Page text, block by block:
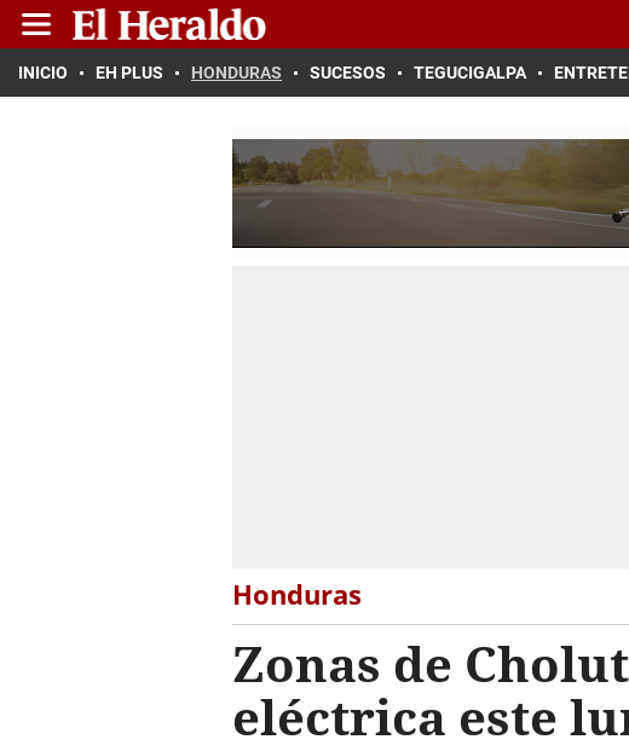
INICIO EH PLUS HONDURAS SUCESOS TEGUCIGALPA
Honduras
Zonas de
eléctrica este